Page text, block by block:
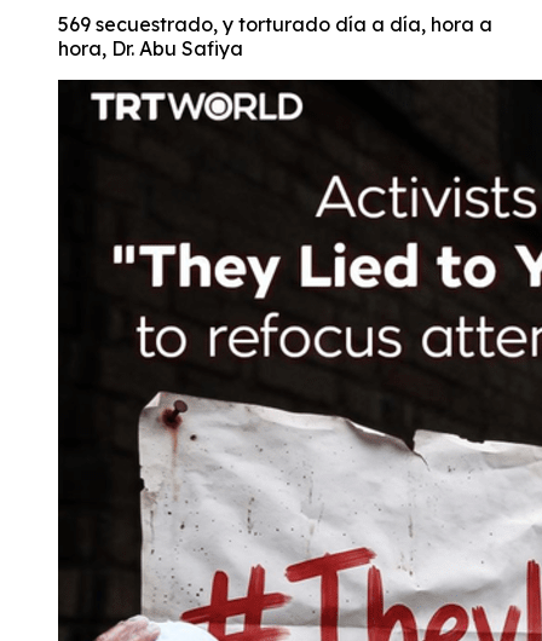
569 secuestrado, y torturado día a día, hora a
hora, Dr. Abu Safiya